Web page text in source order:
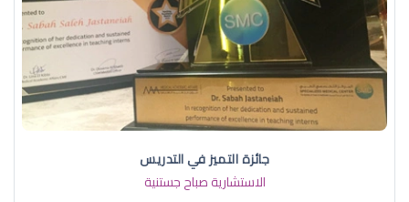
جائزة التميز في التدريس
الاستشارية صباح جستنية